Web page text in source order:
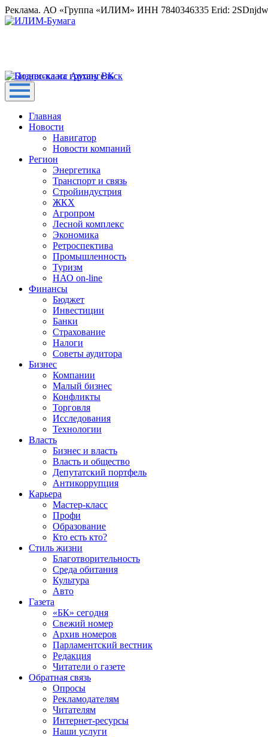
Реклама. АО «Группа «ИЛИМ» ИНН 7840346335 Erid:
Главная
Новости
Навигатор
Новости компаний
Регион
Энергетика
Транспорт и связь
Стройиндустрия
ЖКХ
Агропром
Лесной комплекс
Экономика
Ретроспектива
Промышленность
Туризм
НАО on-line
Финансы
Бюджет
Инвестиции
Банки
Страхование
Налоги
Советы аудитора
Бизнес
Компании
Малый бизнес
Конфликты
Торговля
Исследования
Технологии
Власть
Бизнес и власть
Власть и общество
Депутатский портфель
Антикоррупция
Карьера
Мастер-класс
Профи
Образование
Кто есть кто?
Стиль жизни
Благотворительность
Среда обитания
Культура
Авто
Газета
«БК» сегодня
Свежий номер
Архив номеров
Парламентский вестник
Редакция
Читатели о газете
Обратная связь
Опросы
Рекламодателям
Читателям
Интернет-ресурсы
Наши услуги